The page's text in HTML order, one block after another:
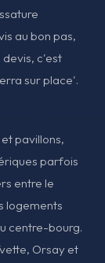
au bon pas,
devis, c'est
sur place'.
pavillons,
parfois
entre le
logements
centre-bourg.
Orsay et